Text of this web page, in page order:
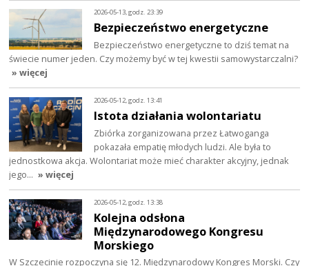
2026-05-13, godz. 23:39
Bezpieczeństwo energetyczne
Bezpieczeństwo energetyczne to dziś temat na
świecie numer jeden. Czy możemy być w tej kwestii samowystarczalni?
» więcej
2026-05-12, godz. 13:41
Istota działania wolontariatu
Zbiórka zorganizowana przez Łatwoganga
pokazała empatię młodych ludzi. Ale była to
jednostkowa akcja. Wolontariat może mieć charakter akcyjny, jednak
jego… » więcej
2026-05-12, godz. 13:38
Kolejna odsłona
Międzynarodowego Kongresu
Morskiego
W Szczecinie rozpoczyna się 12. Międzynarodowy Kongres Morski. Czy